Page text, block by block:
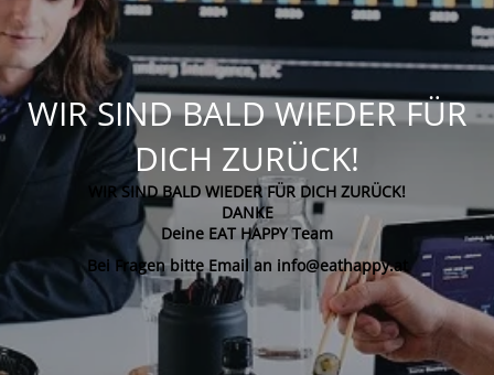
WIR SIND BALD WIEDER FÜR
DICH ZURÜCK!
WIR SIND BALD WIEDER FÜR DICH ZURÜCK!
DANKE
Deine EAT HAPPY Team
Bei Fragen bitte Email an info@eathappy.at